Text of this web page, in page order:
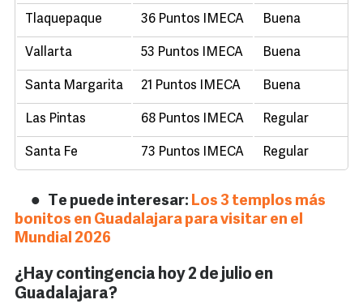
Tlaquepaque 36 Puntos IMECA Buena
Vallarta 53 Puntos IMECA Buena
Santa Margarita 21 Puntos IMECA Buena
Las Pintas 68 Puntos IMECA Regular
Santa Fe 73 Puntos IMECA Regular
Te puede interesar: Los 3 templos más
bonitos en Guadalajara para visitar en el
Mundial 2026
¿Hay contingencia hoy 2 de julio en
Guadalajara?